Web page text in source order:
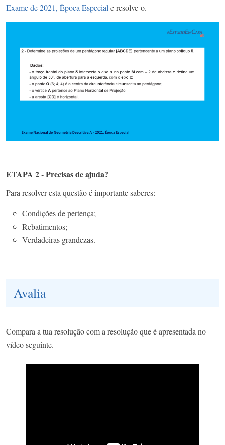
Exame de 2021, Época Especial e resolve-o.
ETAPA 2 - Precisas de ajuda?
Para resolver esta questão é importante saberes:
Condições de pertença;
Rebatimentos;
Verdadeiras grandezas.
Avalia
Compara a tua resolução com a resolução que é apresentada no
vídeo seguinte.